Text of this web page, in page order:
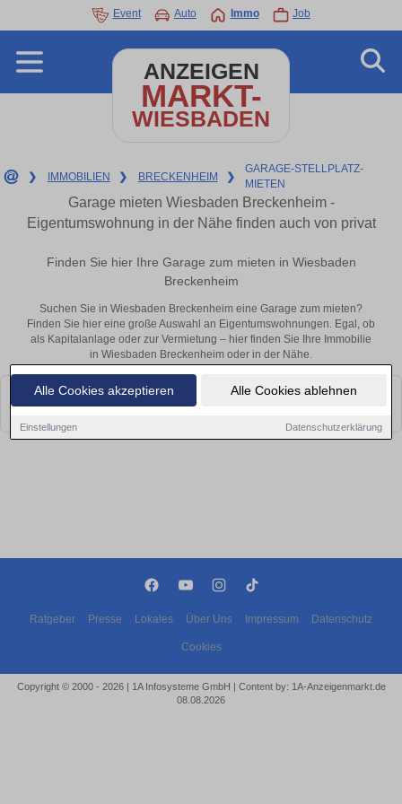
Alle Cookies akzeptieren Alle Cookies ablehnen
Einstellungen Datenschutzerklärung
Event Auto Immo Job
ANZEIGEN
MARKT-
WIESBADEN
❯ IMMOBILIEN ❯ BRECKENHEIM ❯
GARAGE-STELLPLATZ-
MIETEN
Garage mieten Wiesbaden Breckenheim -
Eigentumswohnung in der Nähe finden auch von privat
Finden Sie hier Ihre Garage zum mieten in Wiesbaden
Breckenheim
Suchen Sie in Wiesbaden Breckenheim eine Garage zum mieten?
Finden Sie hier eine große Auswahl an Eigentumswohnungen. Egal, ob
als Kapitalanlage oder zur Vermietung – hier finden Sie Ihre Immobilie
in Wiesbaden Breckenheim oder in der Nähe.
Leider konnten wir derzeit keine passenden Objekte finden. Schauen Sie
Ratgeber Presse Lokales Über Uns Impressum Datenschutz
Cookies
Copyright © 2000 - 2026 | 1A Infosysteme GmbH | Content by: 1A-Anzeigenmarkt.de
08.08.2026